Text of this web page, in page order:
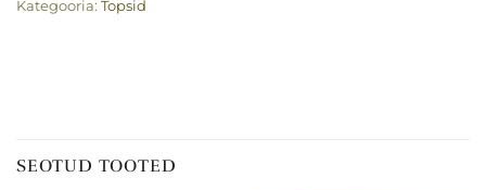
Kategooria: Topsid
SEOTUD TOOTED